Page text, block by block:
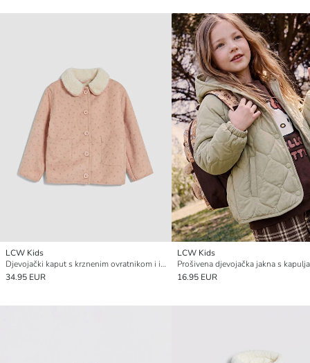
LCW Kids
Djevojački kaput s krznenim ovratnikom i izgledom antilopa
34.95 EUR
LCW Kids
Prošivena djevojačka jakna s
16.95 EUR